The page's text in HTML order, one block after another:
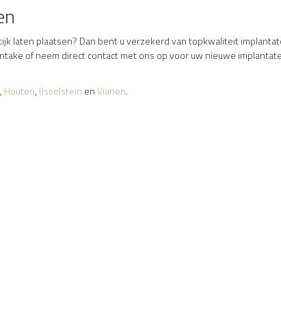
laten plaatsen? Dan bent u verzekerd van topkwaliteit
of neem direct contact met ons op voor uw nieuwe
, Houten, IJsselstein enVianen.